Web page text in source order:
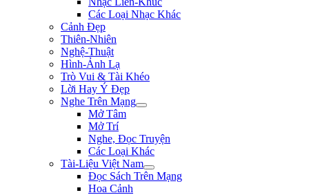
Các Loại Nhạc Khác
Cảnh Đẹp
Thiên-Nhiên
Nghệ-Thuật
Hình-Ảnh Lạ
Trò Vui & Tài Khéo
Lời Hay Ý Đẹp
Nghe Trên Mạng
Mở Tâm
Mở Trí
Nghe, Đọc Truyện
Các Loại Khác
Tài-Liệu Việt Nam
Đọc Sách Trên Mạng
Hoa Cảnh